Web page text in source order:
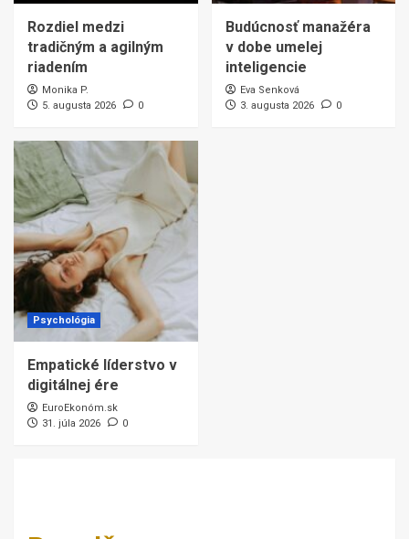
Rozdiel medzi
tradičným a agilným
riadením
Monika P.
5. augusta 2026
0
Budúcnosť manažéra
v dobe umelej
inteligencie
Eva Senková
3. augusta 2026
0
Psychológia
Empatické líderstvo v
digitálnej ére
EuroEkonóm.sk
31. júla 2026
0